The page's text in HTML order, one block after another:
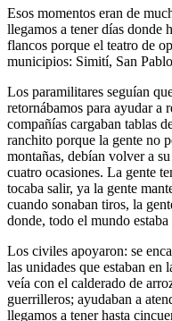
Esos momentos eran de
llegamos a tener días donde
flancos porque el teatro de
municipios: Simití, San
Los paramilitares seguían
retornábamos para ayudar a
compañías cargaban tablas
ranchito porque la gente no
montañas, debían volver a
cuatro ocasiones. La gente
tocaba salir, ya la gente
cuando sonaban tiros, la
donde, todo el mundo estaba
Los civiles apoyaron: se
las unidades que estaban en
veía con el calderado de
guerrilleros; ayudaban a
llegamos a tener hasta